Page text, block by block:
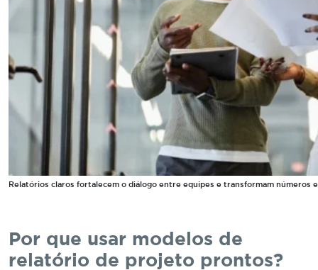
Relatórios claros fortalecem o diálogo entre equipes e transformam números
Por que usar modelos de
relatório de projeto prontos?